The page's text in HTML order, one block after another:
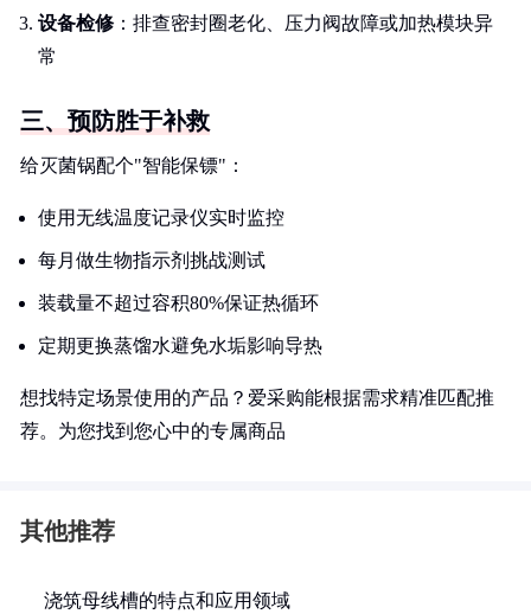
设备检修 ：排查密封圈老化、压力阀故障或加热模块异
常
三、预防胜于补救
给灭菌锅配个"智能保镖"：
使用无线温度记录仪实时监控
每月做生物指示剂挑战测试
装载量不超过容积80%保证热循环
定期更换蒸馏水避免水垢影响导热
想找特定场景使用的产品？爱采购能根据需求精准匹配推
荐。为您找到您心中的专属商品
其他推荐
浇筑母线槽的特点和应用领域